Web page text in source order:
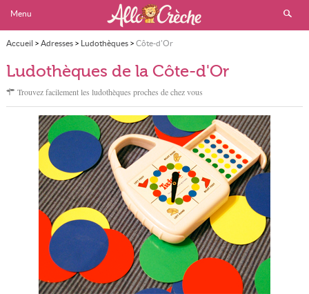
Menu
Accueil > Adresses> Ludothèques> Côte-d'Or
Ludothèques de la Côte-d'Or
Trouvez facilement les ludothèques proches de chez vous